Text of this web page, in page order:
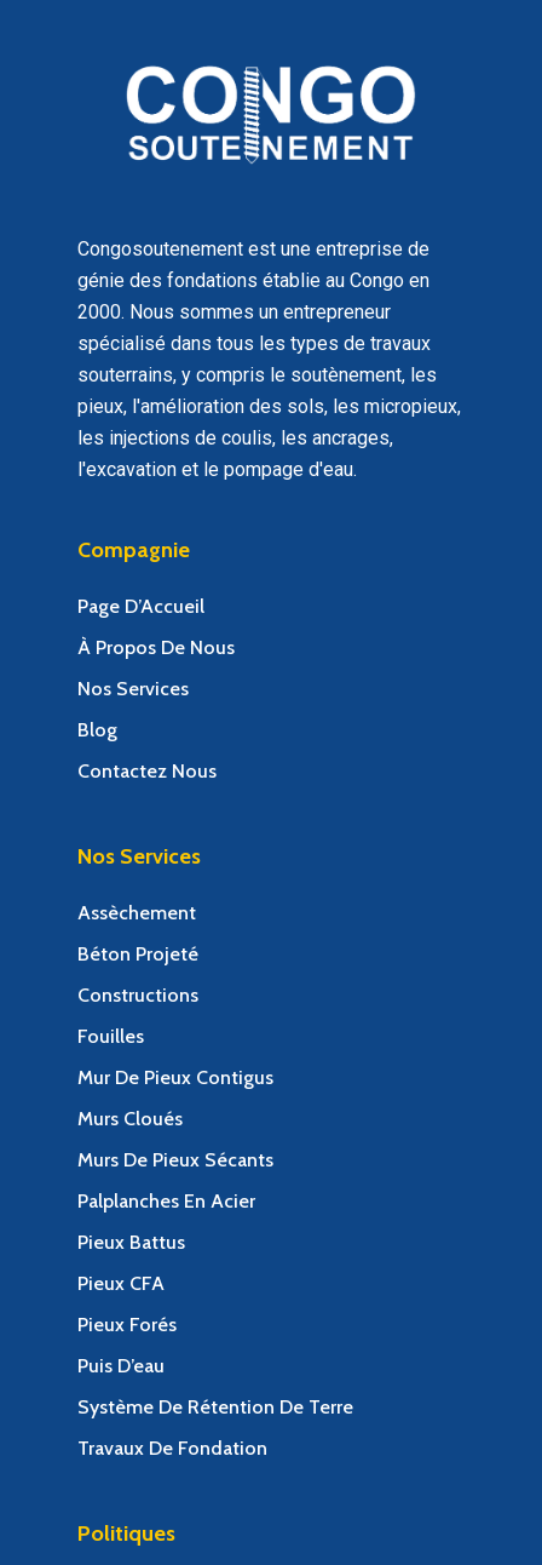
Congosoutenement est une entreprise de
génie des fondations établie au Congo en
2000. Nous sommes un entrepreneur
spécialisé dans tous les types de travaux
souterrains, y compris le soutènement, les
pieux, l'amélioration des sols, les micropieux,
les injections de coulis, les ancrages,
l'excavation et le pompage d'eau.
Compagnie
Page D’Accueil
À Propos De Nous
Nos Services
Blog
Contactez Nous
Nos Services
Assèchement
Béton Projeté
Constructions
Fouilles
Mur De Pieux Contigus
Murs Cloués
Murs De Pieux Sécants
Palplanches En Acier
Pieux Battus
Pieux CFA
Pieux Forés
Puis D’eau
Système De Rétention De Terre
Travaux De Fondation
Politiques